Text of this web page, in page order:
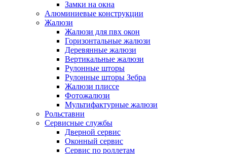
Замки на окна
Алюминиевые конструкции
Жалюзи
Жалюзи для пвх окон
Горизонтальные жалюзи
Деревянные жалюзи
Вертикальные жалюзи
Рулонные шторы
Рулонные шторы Зебра
Жалюзи плиссе
Фотожалюзи
Мультифактурные жалюзи
Рольставни
Сервисные службы
Дверной сервис
Оконный сервис
Сервис по роллетам